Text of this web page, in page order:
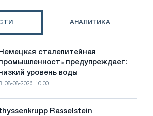
АНАЛИТИКА
Немецкая сталелитейная
промышленность предупреждает:
низкий уровень воды
08-08-2026, 10:00
thyssenkrupp Rasselstein